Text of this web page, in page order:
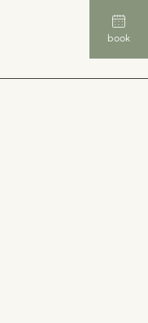
book